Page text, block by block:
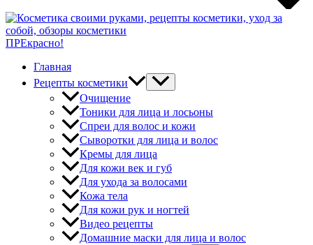
ПРЕкрасно!
Главная
Рецепты косметики
Очищение
Тоники для лица и лосьоны
Спреи для волос и кожи
Сыворотки для лица и волос
Кремы для лица
Для кожи век и губ
Для ухода за волосами
Кожа тела
Для кожи рук и ногтей
Видео рецепты
Домашние маски для лица и волос